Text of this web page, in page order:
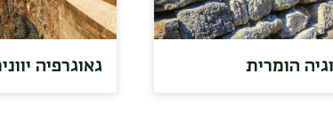
הומרית גאוגרפיה